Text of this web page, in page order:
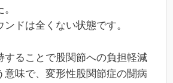
ドは全くない状態です。
することで股関節への負担軽減
意味で、変形性股関節症の闘病